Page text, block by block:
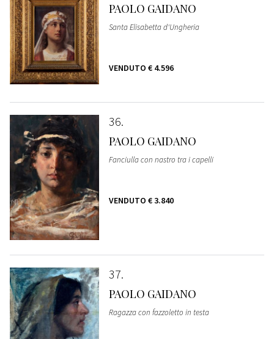
PAOLO GAIDANO
Santa Elisabetta d'Ungheria
VENDUTO € 4.596
36
PAOLO GAIDANO
Fanciulla con nastro tra i capelli
VENDUTO € 3.840
37
PAOLO GAIDANO
Ragazza con fazzoletto in testa